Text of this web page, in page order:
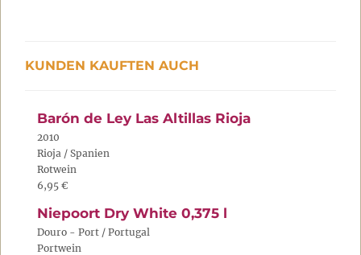
KUNDEN KAUFTEN AUCH
Barón de Ley Las Altillas Rioja
2010
Rioja / Spanien
Rotwein
6,95 €
Niepoort Dry White 0,375 l
Douro - Port / Portugal
Portwein